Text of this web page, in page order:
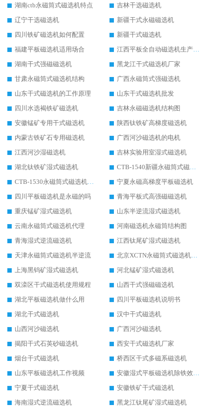
湖南ctb永磁筒式磁选机特点
吉林干选磁选机
辽宁干选磁选机
新疆干式永磁磁选机
四川铁矿磁选机如何配置
新疆干式磁选机
福建平板磁选机适用场合
江西平板全自动磁选机生产厂家
湖南干式强磁磁选机
黑龙江干式磁选机厂家
甘肃永磁筒式磁选机结构
广西永磁筒式强磁选机
山东干式磁选机的工作原理
山东干式磁选机批发
四川水选褐铁矿磁选机
吉林永磁磁选机结构图
安徽锰矿专用干式磁选机
陕西钛铁矿高梯度磁选机
内蒙古铁矿石专用磁选机
广西河沙磁选机的电机
江西河沙湿磁选机
吉林实验用室湿式磁选机
湖北钛铁矿湿式磁选机
CTB-1540新疆永磁筒式磁选机
CTB-1530永磁筒式磁选机代理商
宁夏永磁高梯度平板磁选机
四川平板磁选机是永磁的吗
青海平板式高强磁磁选机
重庆锰矿湿式磁选机
山东半逆流湿式磁选机
云南永磁筒式磁选机代理
河南磁选机永磁筒结构图
青海湿式逆流磁选机
江西钛尾矿湿式磁选机
天津永磁筒式磁选机半逆流
北京XCTN永磁筒式磁选机磁块位置
上海黑钨矿湿式磁选机
河北锰矿湿式磁选机
双滦区干式磁选机使用规程
山西干式强磁磁选机
湖北平板磁选机做什么用
四川平板磁选机说明书
湖北干式磁选机
汉中干式磁选机
山西河沙磁选机
广西河沙磁选机
揭阳干式石英砂磁选机
西安干式磁选机厂家
烟台干式磁选机
桥西区干式多磁系磁选机
山东平板磁选机工作视频
安徽湿式平板磁选机除铁效果怎么样
宁夏干式磁选机
安徽铁矿干式磁选机
海南湿式逆流磁选机
黑龙江钛尾矿湿式磁选机